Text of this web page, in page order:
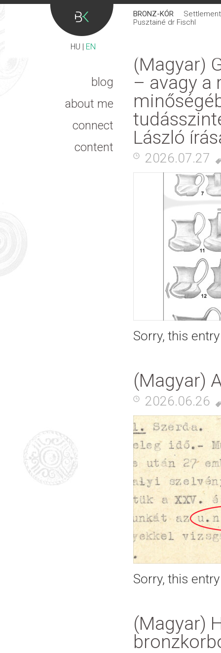
HU | EN
BRONZ-KÓR
Pusztainé dr Fischl
blog
about me
connect
content
(Magyar)
– avagy a
László
2026.07.27
Sorry, this
(Magyar)
2026.06.26
Sorry, this
(Magyar)